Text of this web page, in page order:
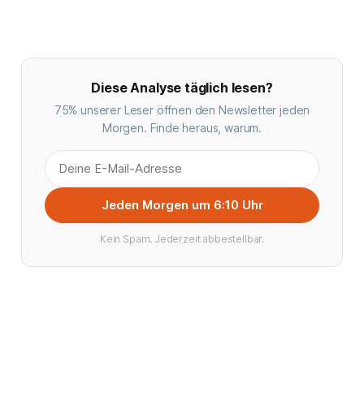
Diese Analyse täglich lesen?
75% unserer Leser öffnen den Newsletter jeden
Morgen. Finde heraus, warum.
Jeden Morgen um 6:10 Uhr
Kein Spam. Jederzeit abbestellbar.